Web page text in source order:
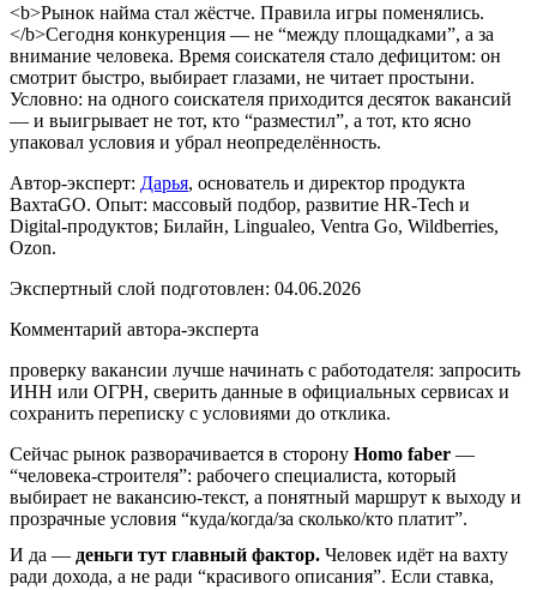
<b>Рынок найма стал жёстче. Правила игры поменялись.
</b>Сегодня конкуренция — не “между площадками”, а за
внимание человека. Время соискателя стало дефицитом: он
смотрит быстро, выбирает глазами, не читает простыни.
Условно: на одного соискателя приходится десяток вакансий
— и выигрывает не тот, кто “разместил”, а тот, кто ясно
упаковал условия и убрал неопределённость.
Автор-эксперт: Дарья, основатель и директор продукта
ВахтаGO. Опыт: массовый подбор, развитие HR-Tech и
Digital-продуктов; Билайн, Lingualeo, Ventra Go, Wildberries,
Ozon.
Экспертный слой подготовлен: 04.06.2026
Комментарий автора-эксперта
проверку вакансии лучше начинать с работодателя: запросить
ИНН или ОГРН, сверить данные в официальных сервисах и
сохранить переписку с условиями до отклика.
Сейчас рынок разворачивается в сторону Homo faber —
“человека-строителя”: рабочего специалиста, который
выбирает не вакансию-текст, а понятный маршрут к выходу и
прозрачные условия “куда/когда/за сколько/кто платит”.
И да — деньги тут главный фактор. Человек идёт на вахту
ради дохода, а не ради “красивого описания”. Если ставка,